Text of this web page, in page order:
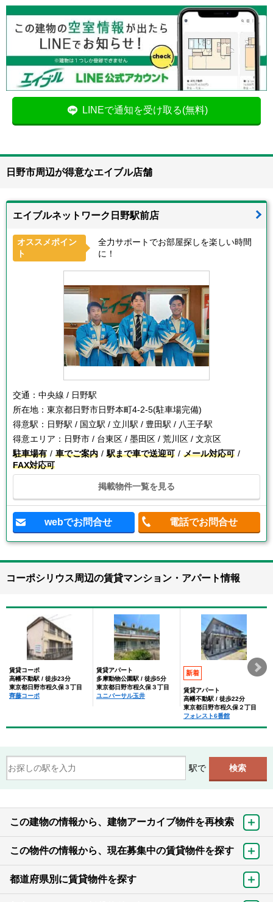
LINEで通知を受け取る(無料)
日野市周辺が得意なエイブル店舗
エイブルネットワーク日野駅前店
オススメポイン
ト
全力サポートでお部屋探しを楽しい時間
に！
交通： 中央線 / 日野駅
所在地： 東京都日野市日野本町4-2-5(駐車場完備)
得意駅： 日野駅 / 国立駅 / 立川駅 / 豊田駅 / 八王子駅
得意エリア： 日野市 / 台東区 / 墨田区 / 荒川区 / 文京区
駐車場有
車でご案内 駅まで車で送迎可
メール対応可
FAX対応可
掲載物件一覧を見る
webでお問合せ 電話でお問合せ
コーポシリウス周辺の賃貸マンション・アパート情報
賃貸コーポ
高幡不動駅 / 徒歩23分
東京都日野市程久保３丁目
齊藤コーポ
賃貸アパート
多摩動物公園駅 / 徒歩5分
東京都日野市程久保３丁目
ユニバーサル玉井
新着
賃貸アパート
高幡不動駅 / 徒歩22分
東京都日野市程久保２丁目
フォレスト6番館
駅で
この建物の情報から、建物アーカイブ物件を再検索
この物件の情報から、現在募集中の賃貸物件を探す
都道府県別に賃貸物件を探す